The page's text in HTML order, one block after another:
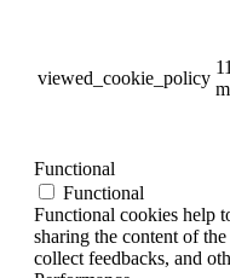
viewed_cookie_policy
11
Functional
Functional
Functional cookies help
sharing the content of
collect feedbacks, and